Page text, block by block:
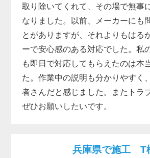
取り除いてくれて、その場で無事
なりました。以前、メーカーにも
とがありますが、それよりもはる
ーで安心感のある対応でした。私
も即日で対応してもらえたのは本
た。作業中の説明も分かりやすく
者さんだと感じました。またトラ
ぜひお願いしたいです。
兵庫県で施工 T